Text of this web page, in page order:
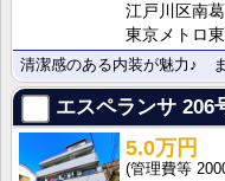
江戸川区南
東京メトロ
清潔感のある内装が魅力♪
エスペランサ 206
5.0万円